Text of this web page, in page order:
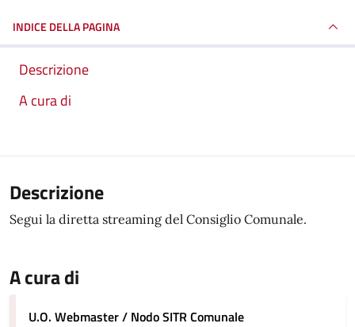
INDICE DELLA PAGINA
Descrizione
A cura di
Descrizione
Segui la diretta streaming del Consiglio Comunale.
A cura di
U.O. Webmaster / Nodo SITR Comunale